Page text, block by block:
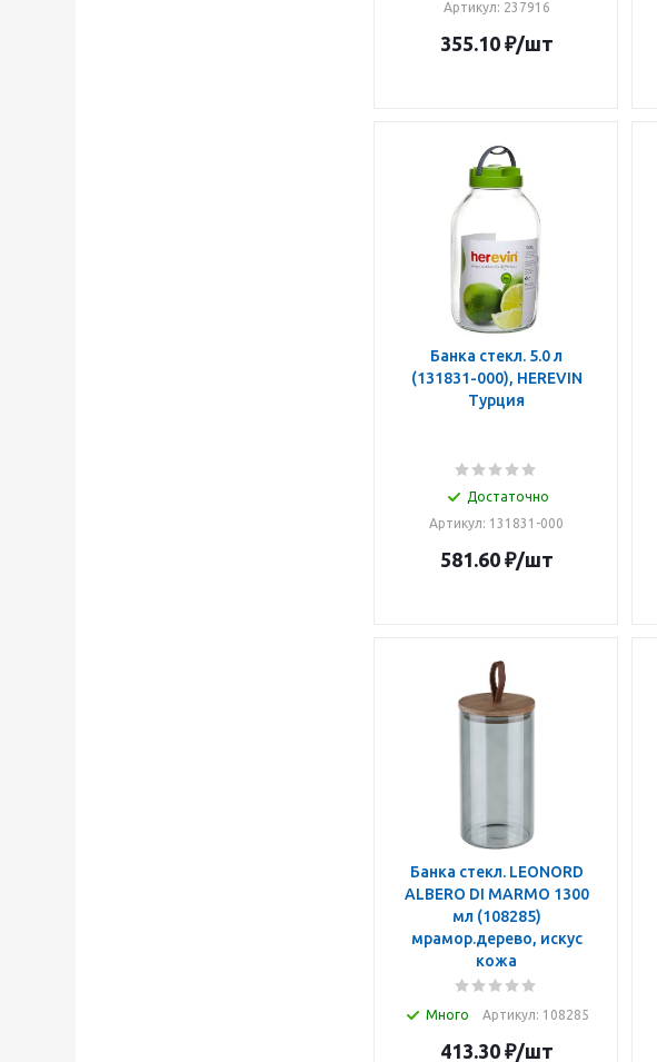
Артикул: 237916
355.10₽/шт
Банка стекл. 5.0 л
(131831-000), HEREVIN
Турция
Достаточно
Артикул: 131831-000
581.60₽/шт
Банка стекл. LEONORD
ALBERO DI MARMO 1300
мл (108285)
мрамор.дерево, искус
кожа
Много Артикул: 108285
413.30₽/шт